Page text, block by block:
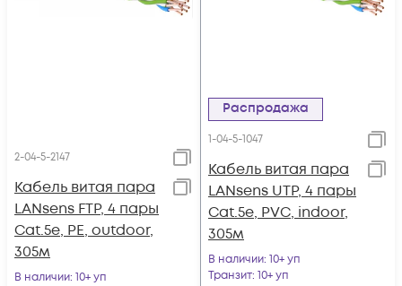
2-04-5-2147
Кабель витая пара
LANsens FTP, 4 пары
Cat.5e, PE, outdoor,
305м
В наличии: 10+ уп
Распродажа
1-04-5-1047
Кабель витая пара
LANsens UTP, 4 пары
Cat.5e, PVC, indoor,
305м
В наличии: 10+ уп
Транзит: 10+ уп